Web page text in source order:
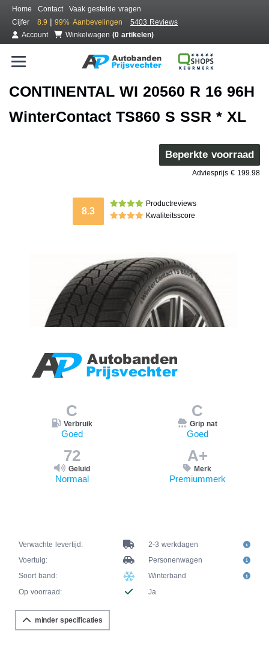
Home Contact
Vaak gestelde vragen
Cijfer
8.9 | 99% Aanbevelingen
5403 Reviews
Account
Winkelwagen (0 artikelen)
CONTINENTAL WI 20560 R 16 96H
WinterContact TS860 S SSR * XL
Beperkte voorraad
Adviesprijs € 199.98
8.3
Productreviews
Kwaliteitsscore
C
Verbruik
Goed
C
Grip nat
Goed
72
Geluid
Normaal
A+
Merk
Premiummerk
Verwachte levertijd:
2-3 werkdagen
Voertuig:
Personenwagen
Soort band:
Winterband
Op voorraad:
Ja
minder specificaties